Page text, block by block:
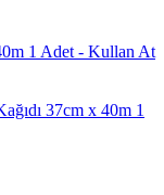
37cm x 40m 1